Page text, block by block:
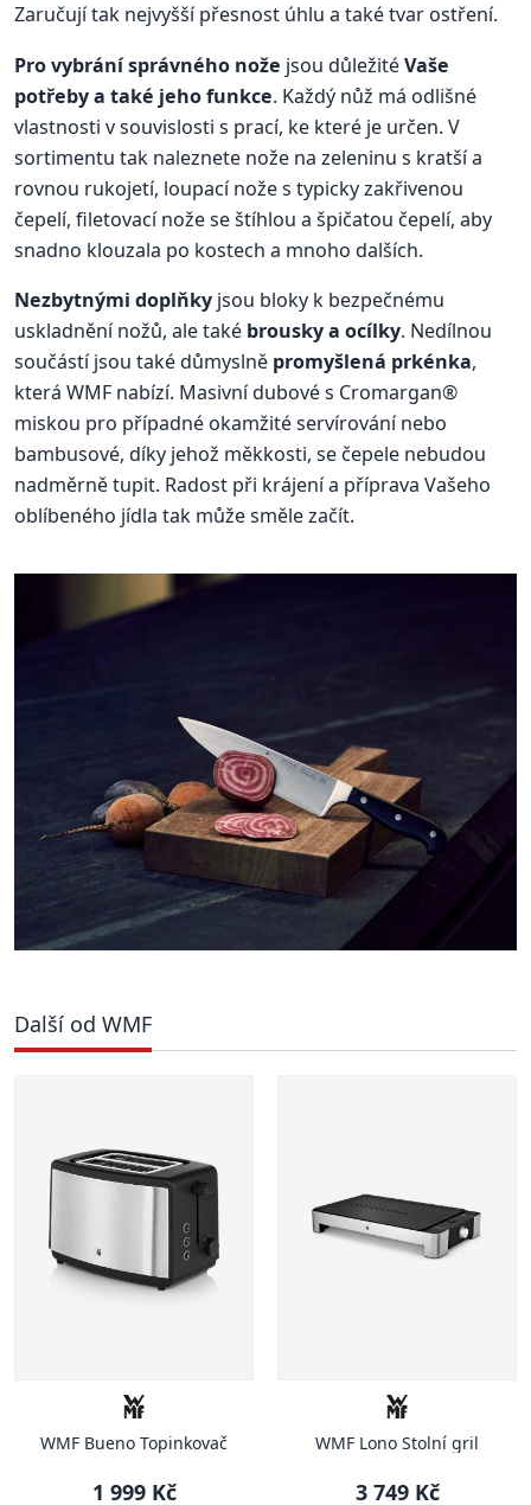
Zaručují tak nejvyšší přesnost úhlu a také tvar ostření.
Pro vybrání správného nože jsou důležitéVaše
potřeby a také jeho funkce. Každý nůž má odlišné
vlastnosti v souvislosti s prací, ke které je určen. V
sortimentu tak naleznete nože na zeleninu s kratší a
rovnou rukojetí, loupací nože s typicky zakřivenou
čepelí, filetovací nože se štíhlou a špičatou čepelí, aby
snadno klouzala po kostech a mnoho dalších.
Nezbytnými doplňky jsou bloky k bezpečnému
uskladnění nožů, ale také brousky a ocílky. Nedílnou
součástí jsou také důmyslně promyšlená prkénka,
která WMF nabízí. Masivní dubové s Cromargan®
miskou pro případné okamžité servírování nebo
bambusové, díky jehož měkkosti, se čepele nebudou
nadměrně tupit. Radost při krájení a příprava Vašeho
oblíbeného jídla tak může směle začít.
Další od WMF
WMF Bueno Topinkovač
1 999 Kč
WMF Lono Stolní gril
3 749 Kč